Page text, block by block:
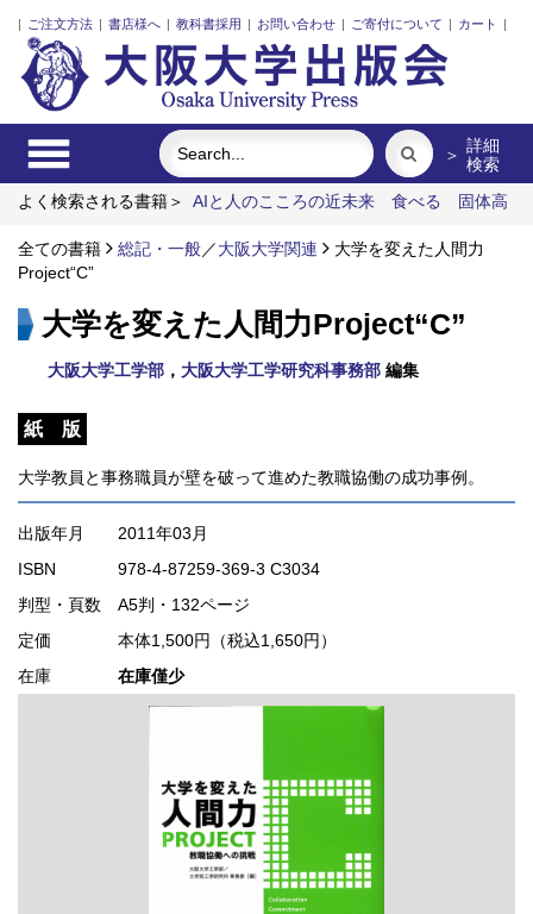
| ご注文方法 | 書店様へ | 教科書採用 | お問い合わせ | ご寄付について | カート |
＞ 詳細
検索
よく検索される書籍＞
AIと人のこころの近未来 食べる
固体高
プラズマと粒子ビーム
公文書をアーカイブする
ワーキングメ
モリと人間の知性
全ての書籍 総記・一般／大阪大学関連
大学を変えた人間力
Project“C”
大学を変えた人間力Project“C”
大阪大学工学部 ， 大阪大学工学研究科事務部 編集
紙 版
大学教員と事務職員が壁を破って進めた教職協働の成功事例。
出版年月
2011年03月
ISBN
978-4-87259-369-3 C3034
判型・頁数 A5判・132ページ
定価
本体1,500円（税込1,650円）
在庫
在庫僅少